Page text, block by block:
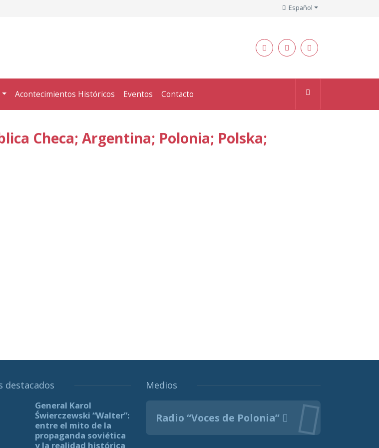
Español
Acontecimientos Históricos Eventos Contacto
Checa; Argentina; Polonia; Polska;
destacados
General Karol
Świerczewski “Walter”:
entre el mito de la
propaganda soviética
y la realidad histórica
Medios
Radio “Voces de Polonia”